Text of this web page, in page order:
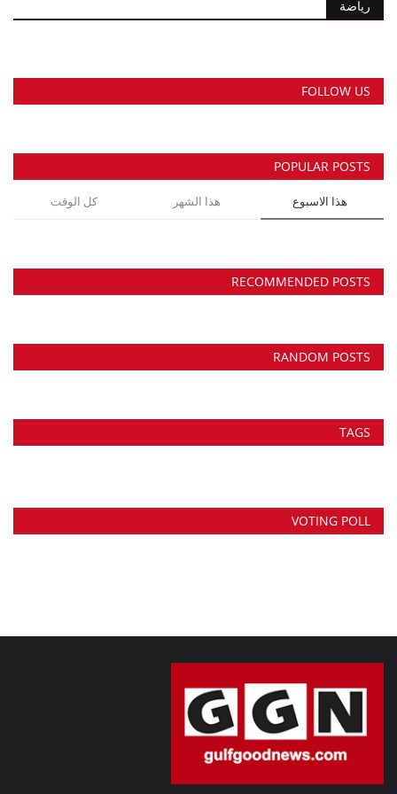
لغة
رياضة
FOLLOW US
POPULAR POSTS
هذا الاسبوع هذا الشهر كل الوقت
RECOMMENDED POSTS
RANDOM POSTS
TAGS
VOTING POLL